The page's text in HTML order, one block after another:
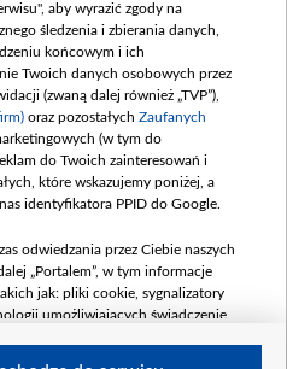
mln, październik 350
000,00 PLN
GRUDZIEŃ 2025
mln)
000,00 PLN
LUTY 2026 (wpłata
180 mln, 8
000,00 PLN
aby wyrazić zgody na
śledzenia i zbierania danych,
końcowym i ich
Twoich danych osobowych przez
(zwaną dalej również „TVP”),
oraz pozostałych Zaufanych
(w tym do
do Twoich zainteresowań i
które wskazujemy poniżej, a
identyfikatora PPID do Google.
odwiedzania przez Ciebie naszych
„Portalem”, w tym informacje
jak: pliki cookie, sygnalizatory
umożliwiających świadczenie